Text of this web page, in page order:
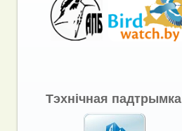
Тэхнічная падтрымка